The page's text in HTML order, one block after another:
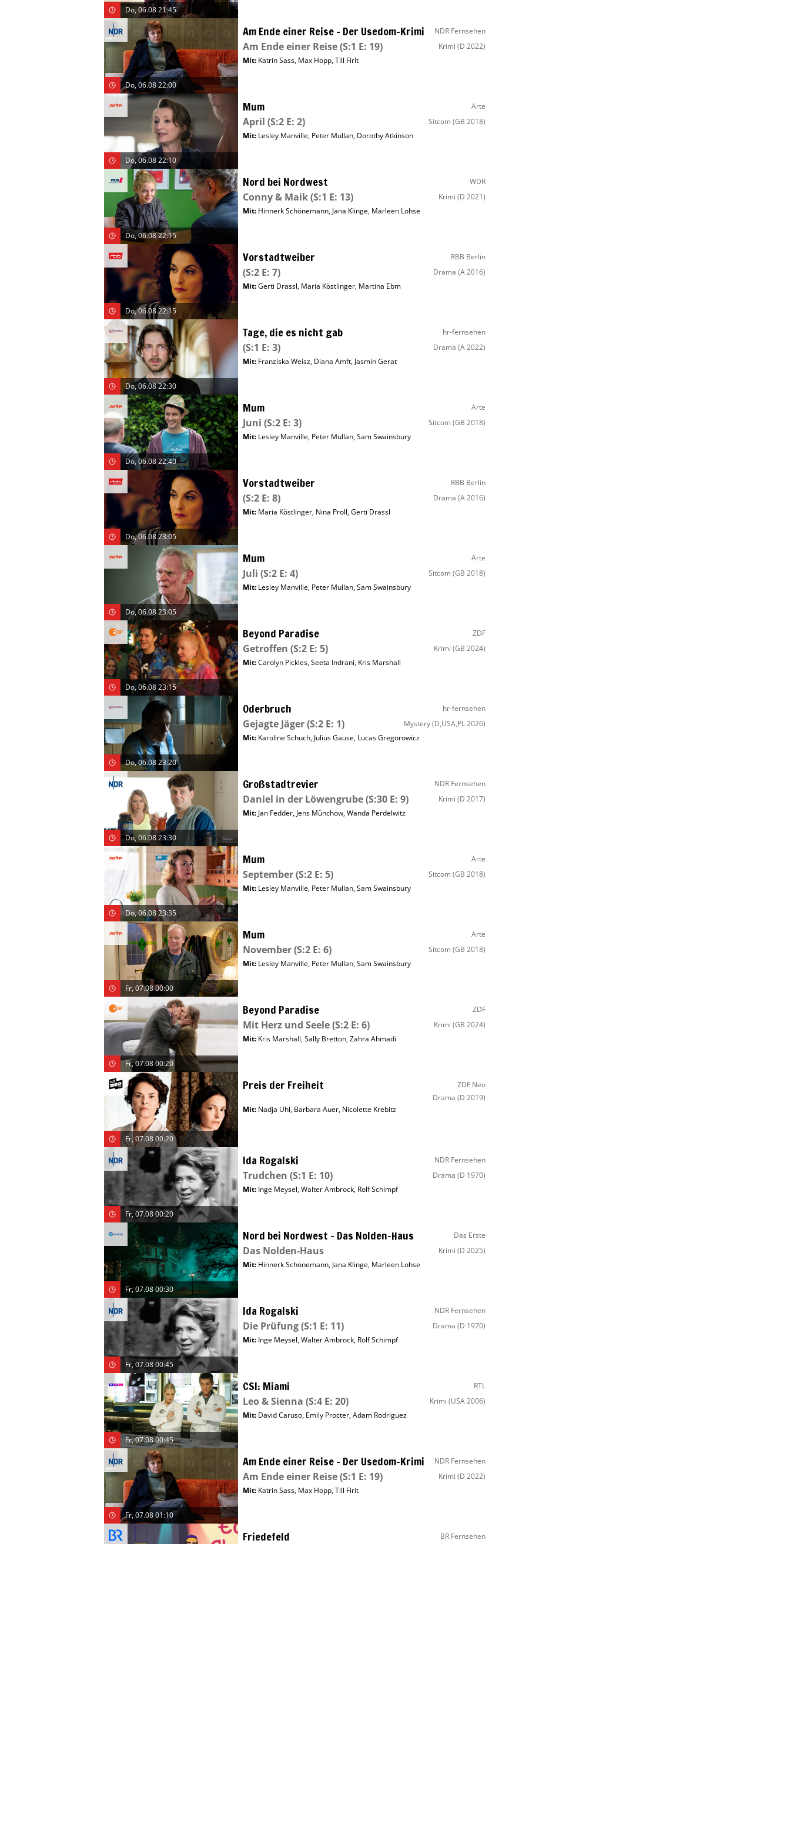
Do, 06.08 21:45
Do, 06.08 22:00
Am Ende einer Reise – Der Usedom-Krimi NDR Fernsehen
Am Ende einer Reise(S:1 E: 19) Krimi (D 2022)
Mit: Katrin Sass, Max Hopp,Till Firit
Do, 06.08 22:10
Mum Arte
April (S:2 E: 2) Sitcom (GB 2018)
Mit: Lesley Manville, Peter Mullan, Dorothy Atkinson
Do, 06.08 22:15
Nord bei Nordwest WDR
Conny & Maik(S:1 E: 13) Krimi (D 2021)
Mit: Hinnerk Schönemann, Jana Klinge, Marleen Lohse
Do, 06.08 22:15
Vorstadtweiber RBB Berlin
(S:2 E: 7) Drama (A 2016)
Mit:Gerti Drassl, Maria Köstlinger, Martina Ebm
Do, 06.08 22:30
Tage, die es nicht gab hr-fernsehen
(S:1 E: 3) Drama (A 2022)
Mit: Franziska Weisz, Diana Amft, Jasmin Gerat
Do, 06.08 22:40
Mum Arte
Juni (S:2 E: 3) Sitcom (GB 2018)
Mit: Lesley Manville, Peter Mullan,Sam Swainsbury
Do, 06.08 23:05
Vorstadtweiber RBB Berlin
(S:2 E: 8) Drama (A 2016)
Mit: Maria Köstlinger, Nina Proll,Gerti Drassl
Do, 06.08 23:05
Mum Arte
Juli (S:2 E: 4) Sitcom (GB 2018)
Mit: Lesley Manville, Peter Mullan,Sam Swainsbury
Do, 06.08 23:15
Beyond Paradise ZDF
Getroffen (S:2 E: 5) Krimi (GB 2024)
Mit:Carolyn Pickles,Seeta Indrani, Kris Marshall
Do, 06.08 23:20
Oderbruch hr-fernsehen
Gejagte Jäger(S:2 E: 1) Mystery(D,USA,PL 2026)
Mit: Karoline Schuch, Julius Gause, Lucas Gregorowicz
Do, 06.08 23:30
Großstadtrevier NDR Fernsehen
Daniel in der Löwengrube(S:30 E: 9) Krimi (D 2017)
Mit: Jan Fedder, Jens Münchow,Wanda Perdelwitz
Do, 06.08 23:35
Mum Arte
September(S:2 E: 5) Sitcom (GB 2018)
Mit: Lesley Manville, Peter Mullan,Sam Swainsbury
Fr, 07.08 00:00
Mum Arte
November(S:2 E: 6) Sitcom (GB 2018)
Mit: Lesley Manville, Peter Mullan,Sam Swainsbury
Fr, 07.08 00:20
Beyond Paradise ZDF
Mit Herz und Seele(S:2 E: 6) Krimi (GB 2024)
Mit: Kris Marshall,Sally Bretton,Zahra Ahmadi
Fr, 07.08 00:20
Preis der Freiheit
ZDF Neo
Drama (D 2019)
Mit: Nadja Uhl, Barbara Auer, Nicolette Krebitz
Fr, 07.08 00:20
Ida Rogalski NDR Fernsehen
Trudchen (S:1 E: 10) Drama (D 1970)
Mit: Inge Meysel,Walter Ambrock, Rolf Schimpf
Fr, 07.08 00:30
Nord bei Nordwest – Das Nolden-Haus Das Erste
Das Nolden-Haus Krimi (D 2025)
Mit: Hinnerk Schönemann, Jana Klinge, Marleen Lohse
Fr, 07.08 00:45
Ida Rogalski NDR Fernsehen
Die Prüfung(S:1 E: 11) Drama (D 1970)
Mit: Inge Meysel,Walter Ambrock, Rolf Schimpf
Fr, 07.08 00:45
CSI: Miami RTL
Leo & Sienna (S:4 E: 20) Krimi (USA 2006)
Mit: David Caruso, Emily Procter,Adam Rodriguez
Fr, 07.08 01:10
Am Ende einer Reise – Der Usedom-Krimi NDR Fernsehen
Am Ende einer Reise(S:1 E: 19) Krimi (D 2022)
Mit: Katrin Sass, Max Hopp,Till Firit
Friedefeld BR Fernsehen